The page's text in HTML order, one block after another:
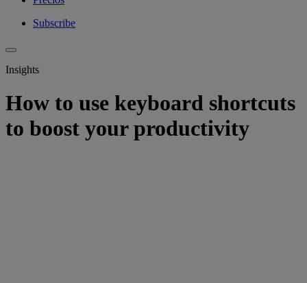
Subscribe
Insights
How to use keyboard shortcuts
to boost your productivity